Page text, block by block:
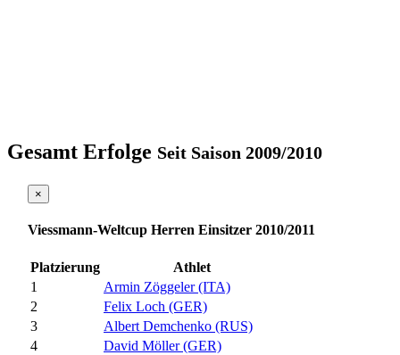
Gesamt Erfolge Seit Saison 2009/2010
×
Viessmann-Weltcup Herren Einsitzer 2010/2011
Platzierung
Athlet
1
Armin Zöggeler (ITA)
2
Felix Loch (GER)
3
Albert Demchenko (RUS)
4
David Möller (GER)